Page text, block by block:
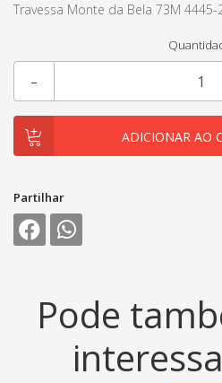
Travessa Monte da Bela 73M
-
Partilhar
Pode